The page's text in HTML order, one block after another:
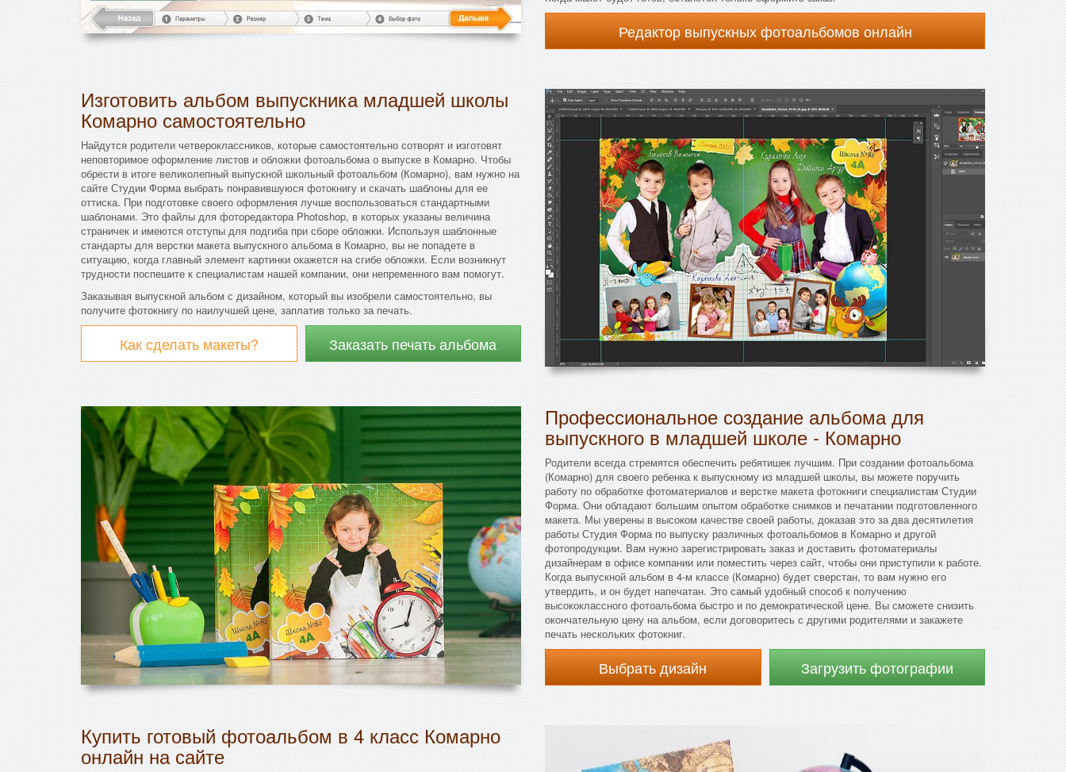
Редактор выпускных фотоальбомов онлайн
Изготовить альбом выпускника младшей школы
Комарно самостоятельно
Найдутся родители четвероклассников, которые самостоятельно сотворят и изготовят
неповторимое оформление листов и обложки фотоальбома о выпуске в Комарно. Чтобы
обрести в итоге великолепный выпускной школьный фотоальбом (Комарно), вам нужно на
сайте Студии Форма выбрать понравившуюся фотокнигу и скачать шаблоны для ее
оттиска. При подготовке своего оформления лучше воспользоваться стандартными
шаблонами. Это файлы для фоторедактора Photoshop, в которых указаны величина
страничек и имеются отступы для подгиба при сборе обложки. Используя шаблонные
стандарты для верстки макета выпускного альбома в Комарно, вы не попадете в
ситуацию, когда главный элемент картинки окажется на сгибе обложки. Если возникнут
трудности поспешите к специалистам нашей компании, они непременного вам помогут.
Заказывая выпускной альбом с дизайном, который вы изобрели самостоятельно, вы
получите фотокнигу по наилучшей цене, заплатив только за печать.
Как сделать макеты? Заказать печать альбома
Профессиональное создание альбома для
выпускного в младшей школе - Комарно
Родители всегда стремятся обеспечить ребятишек лучшим. При создании фотоальбома
(Комарно) для своего ребенка к выпускному из младшей школы, вы можете поручить
работу по обработке фотоматериалов и верстке макета фотокниги специалистам Студии
Форма. Они обладают большим опытом обработке снимков и печатании подготовленного
макета. Мы уверены в высоком качестве своей работы, доказав это за два десятилетия
работы Студия Форма по выпуску различных фотоальбомов в Комарно и другой
фотопродукции. Вам нужно зарегистрировать заказ и доставить фотоматериалы
дизайнерам в офисе компании или поместить через сайт, чтобы они приступили к работе.
Когда выпускной альбом в 4-м классе (Комарно) будет сверстан, то вам нужно его
утвердить, и он будет напечатан. Это самый удобный способ к получению
высококлассного фотоальбома быстро и по демократической цене. Вы сможете снизить
окончательную цену на альбом, если договоритесь с другими родителями и закажете
печать нескольких фотокниг.
Выбрать дизайн Загрузить фотографии
Купить готовый фотоальбом в 4 класс Комарно
онлайн на сайте